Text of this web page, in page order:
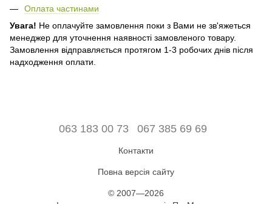
Оплата частинами
Увага! Не оплачуйте замовлення поки з Вами не зв'яжеться
менеджер для уточнення наявності замовленого товару.
Замовлення відправляється протягом 1-3 робочих днів після
надходження оплати.
063 183 00 73 067 385 69 69
Контакти
Повна версія сайту
© 2007—2026